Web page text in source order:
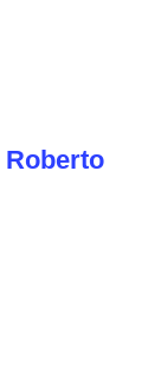
Roberto